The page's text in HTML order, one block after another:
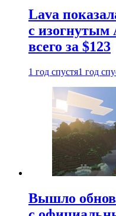
Lava
с
всего за $123
1 год спустя1 год
Вышло